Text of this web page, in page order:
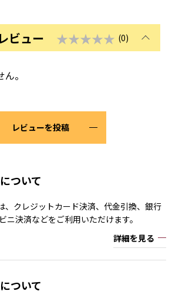
ビュー ★★★★★ (0)
。
レビューを投稿
ついて
、クレジットカード決済、代金引換、銀行
ニ決済などをご利用いただけます。
詳細を見る
ついて